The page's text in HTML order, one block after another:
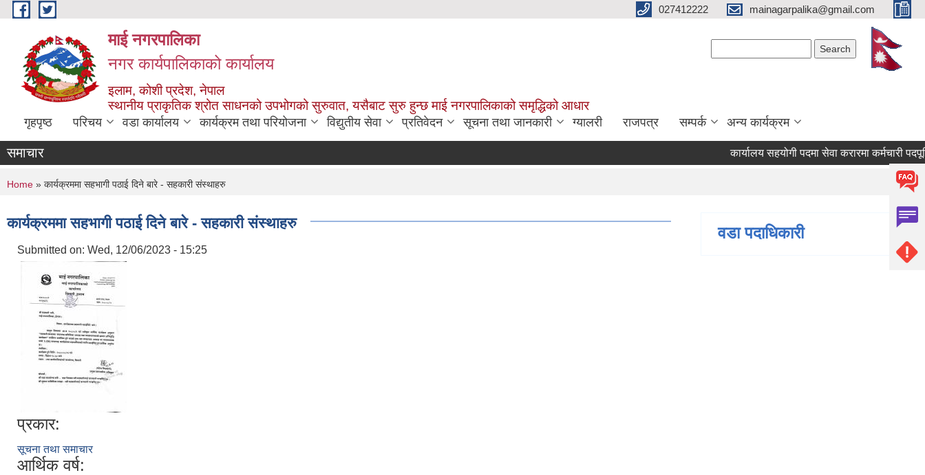
Skip to main content 027412222 mainagarpalika@gmail.com
माई नगरपालिका
नगर कार्यपालिकाको कार्यालय
इलाम, कोशी प्रदेश, नेपाल
स्थानीय प्राकृतिक श्रोत साधनको उपभोगको सुरुवात, यसैबाट सुरु हुन्छ माई नगरपालिकाको समृद्धिको आधार
गृहपृष्ठ परिचय वडा कार्यालय कार्यक्रम तथा परियोजना विद्युतीय सेवा प्रतिवेदन सूचना तथा जानकारी ग्यालरी राजपत्र सम्पर्क अन्य कार्यक्रम
समाचार कार्यालय सहयोगी पदमा सेवा करारमा कर्मचारी पदपूर्ति
You are here
Home » कार्यक्रममा सहभागी पठाई दिने बारे - सहकारी संस्थाहरु
कार्यक्रममा सहभागी पठाई दिने बारे - सहकारी संस्थाहरु
Submitted on: Wed, 12/06/2023 - 15:25
प्रकार:
सूचना तथा समाचार
आर्थिक वर्ष:
वडा पदाधिकारी